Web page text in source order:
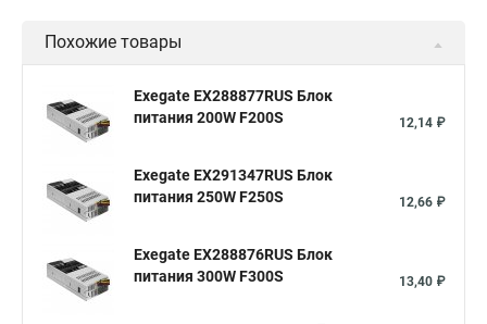
Похожие товары
Exegate EX288877RUS Блок
питания 200W F200S
12,14 ₽
Exegate EX291347RUS Блок
питания 250W F250S
12,66 ₽
Exegate EX288876RUS Блок
питания 300W F300S
13,40 ₽